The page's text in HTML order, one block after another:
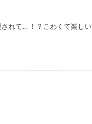
されて…！？こわくて楽しい